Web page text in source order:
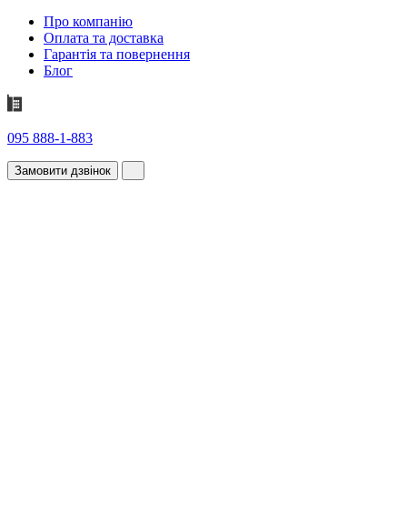
Про компанію
Оплата та доставка
Гарантія та повернення
Блог
095 888-1-883
Замовити дзвінок